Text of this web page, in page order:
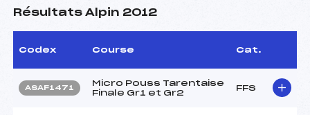
Résultats Alpin 2012
Codex Course Cat.
ASAF1471
Micro Pouss Tarentaise
Finale Gr1 et Gr2
FFS